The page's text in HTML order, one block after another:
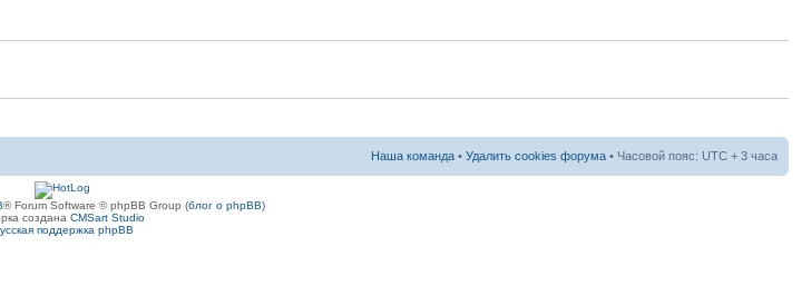
Наша команда • Удалить cookies форума • Часовой пояс: UTC + 3 часа
® Forum Software © phpBB Group (блог о phpBB)
создана CMSart Studio
поддержка phpBB